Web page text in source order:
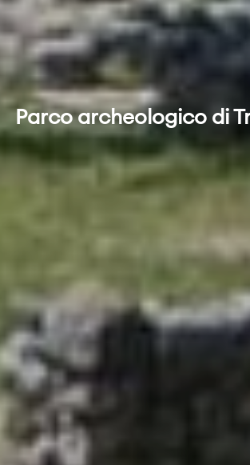
Parco archeologico di